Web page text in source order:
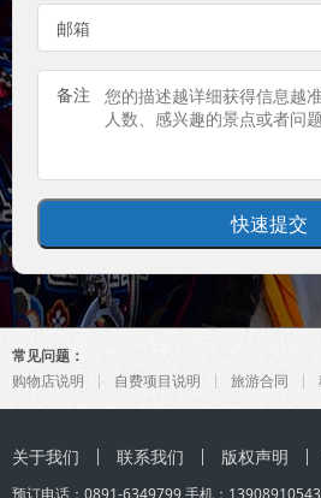
邮箱
备注
常见问题：
购物店说明
自费项目说明 旅游合同
关于我们 联系我们 版权声明
预订电话：0891-6349799 手机： 13908910543